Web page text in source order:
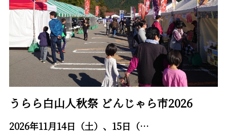
うらら白山人秋祭 どんじゃら市2026
2026年11月14日（土）、15日（…